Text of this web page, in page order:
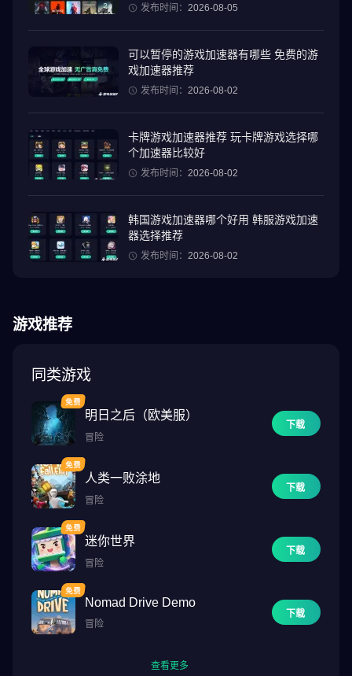
🎮 畅玩迷你游戏和挑战
易上手，刺激十足。赢取奖励、升级，并解锁酷炫物品！
家具、壁纸和互动物品中选择，打造你的专属风格。想要泳池？游
戏室？巨型滑梯？应有尽有！你的家，你做主。
🐾 领养并进化你的宠物
拥有你自己的虚拟宠物！孵化、进化并照顾可爱的小动物，它们会
与你一起成长。组合宠物解锁精彩进化，并发现新的伙伴加入你的
冒险之旅。
界中尽情驰骋。
🎉 庆祝特别活动
每个季节都会给我们的世界带来新的惊喜！用主题小游戏和限时冒
险来庆祝万圣节、圣诞节、复活节和其他特别时刻。使用特殊物品
和服装定制你的角色！
🌍 安全的玩乐场所
我们非常重视孩子们的安全。PK XD 是一个安全、适合家庭的平
台，在这里，创造力和想象力至关重要。我们的平台遵守隐私法，
并提供各种工具，确保体验安全可靠。
💡 打造你的专属游戏
想制作自己的迷你游戏吗？在 PK XD，你不仅可以创建角色，还可
以创造专属体验！设计游乐园、运动场馆，或任何你能想象到的场
景。与社区分享，成为游戏创造者！
数百万孩子已经在这款模拟游戏中畅玩和创作。与好友聊天，探索
发布时间： 2026-08-05
可以暂停的游戏加速器有哪些 免费的游
戏加速器推荐
发布时间： 2026-08-02
卡牌游戏加速器推荐 玩卡牌游戏选择哪
个加速器比较好
发布时间： 2026-08-02
韩国游戏加速器哪个好用 韩服游戏加速
器选择推荐
发布时间： 2026-08-02
游戏推荐
同类游戏
明日之后（欧美服）
冒险
下载
人类一败涂地
冒险
下载
迷你世界
冒险
下载
Nomad Drive Demo
冒险
下载
查看更多